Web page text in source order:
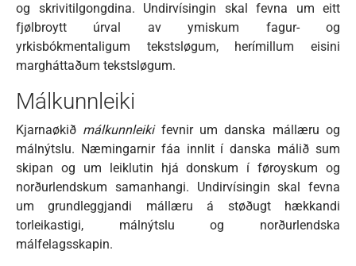
og skrivitilgongdina. Undirvísingin skal fevna um eitt
fjølbroytt úrval av ymiskum fagur- og
yrkisbókmentaligum tekstsløgum, herímillum eisini
margháttaðum tekstsløgum.
Málkunnleiki
Kjarnaøkið málkunnleikifevnir um danska mállæru og
málnýtslu. Næmingarnir fáa innlit í danska málið sum
skipan og um leiklutin hjá donskum í føroyskum og
norðurlendskum samanhangi. Undirvísingin skal fevna
um grundleggjandi mállæru á støðugt hækkandi
torleikastigi, málnýtslu og norðurlendska
málfelagsskapin.